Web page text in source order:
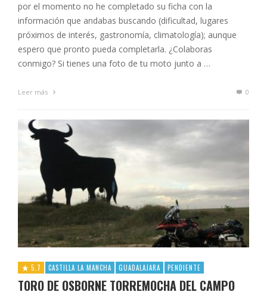
por el momento no he completado su ficha con la
información que andabas buscando (dificultad, lugares
próximos de interés, gastronomía, climatología); aunque
espero que pronto pueda completarla. ¿Colaboras
conmigo? Si tienes una foto de tu moto junto a …
Leer más 0
5.7 CASTILLA LA MANCHA GUADALAJARA PENDIENTE
TORO DE OSBORNE TORREMOCHA DEL CAMPO